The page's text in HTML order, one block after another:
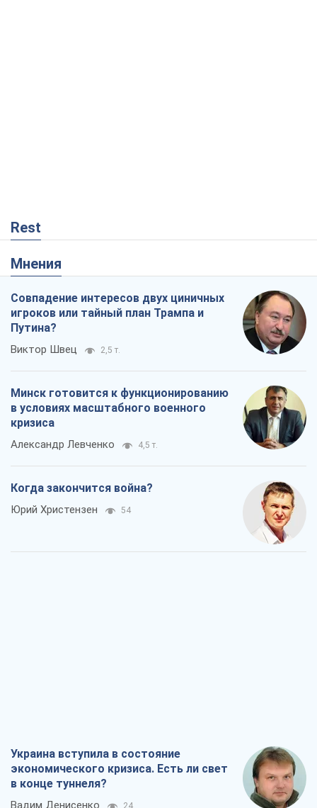
Rest
Мнения
Совпадение интересов двух циничных
игроков или тайный план Трампа и
Путина?
Виктор Швец 2,5 т.
Минск готовится к функционированию
в условиях масштабного военного
кризиса
Александр Левченко 4,5 т.
Когда закончится война?
Юрий Христензен 54
Украина вступила в состояние
экономического кризиса. Есть ли свет
в конце туннеля?
Вадим Денисенко